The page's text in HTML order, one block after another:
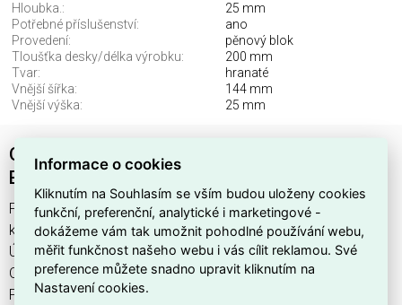
Hloubka.:
25 mm
Potřebné příslušenství:
ano
Provedení:
pěnový blok
Tloušťka desky/délka výrobku:
200 mm
Tvar:
hranaté
Vnější šířka:
144 mm
Vnější výška:
25 mm
OBO FBA-BV200-14 Vakuový blok PYROPLUG
Block 200x144x25mm hnědá
Protipožární stěrková hmota FBA-BV200-14 najdete v
kategoriích Systém požární ochrany, Protipožární izolace,
Úložné systémy, nosné systémy a příslušenství, výrobce
OBO, EAN 4012196434466, kód dodavatele 7202515. OBO
FBA-BV200-14 Vakuový blok PYROPLUG Block
Informace o cookies
Kliknutím na Souhlasím se vším budou uloženy cookies
funkční, preferenční, analytické i marketingové -
dokážeme vám tak umožnit pohodlné používání webu,
měřit funkčnost našeho webu i vás cílit reklamou. Své
preference můžete snadno upravit kliknutím na
Nastavení cookies.